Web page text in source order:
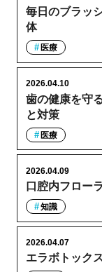
毎日のブラッ
体
医療
歯の健康を守
と対策
2026.04.10
医療
口腔内フロー
2026.04.09
知識
エラボトック
2026.04.07